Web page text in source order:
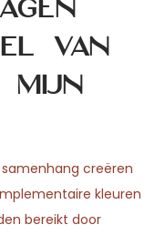
van
mijn
creëren
kleuren
bereikt door